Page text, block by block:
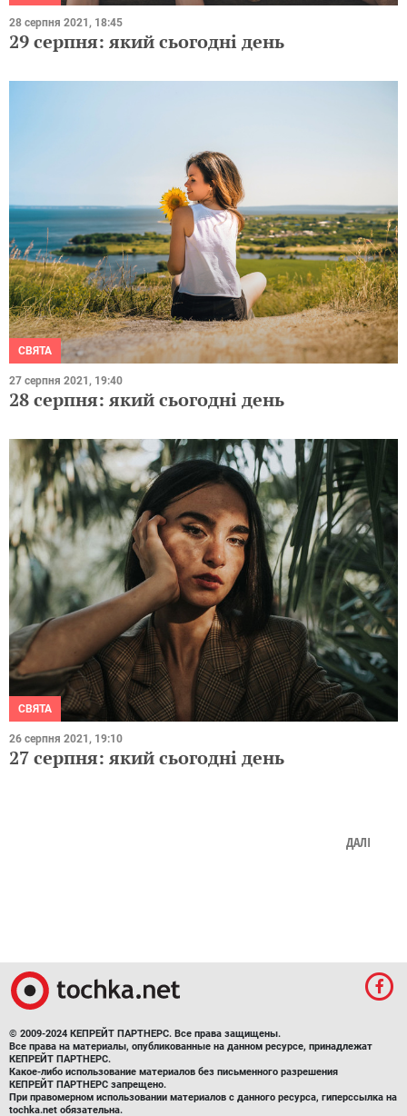
28 серпня 2021, 18:45
29 серпня: який сьогодні день
СВЯТА
27 серпня 2021, 19:40
28 серпня: який сьогодні день
СВЯТА
26 серпня 2021, 19:10
27 серпня: який сьогодні день
ДАЛІ
© 2009-2024 КЕПРЕЙТ ПАРТНЕРС. Все права защищены.
Все права на материалы, опубликованные на данном ресурсе, принадлежат
КЕПРЕЙТ ПАРТНЕРС.
Какое-либо использование материалов без письменного разрешения
КЕПРЕЙТ ПАРТНЕРС запрещено.
При правомерном использовании материалов с данного ресурса, гиперссылка на
tochka.net обязательна.